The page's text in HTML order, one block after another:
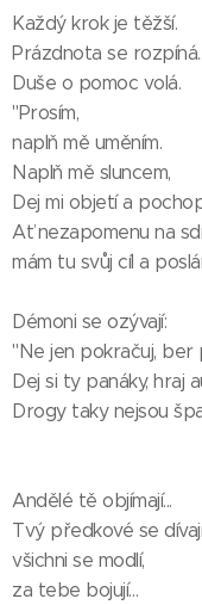
Každý krok je těžší.
Prázdnota se
Duše o pomoc volá.
"Prosím,
naplň mě uměním.
Naplň mě sluncem,
Dej mi objetí a
Ať nezapomenu na
mám tu svůj cíl a
Démoni se ozývají:
"Ne jen pokračuj, ber
Dej si ty panáky, hraj
Drogy taky nejsou
Andělé tě objímají...
Tvý předkové se
všichni se modlí,
za tebe bojují…